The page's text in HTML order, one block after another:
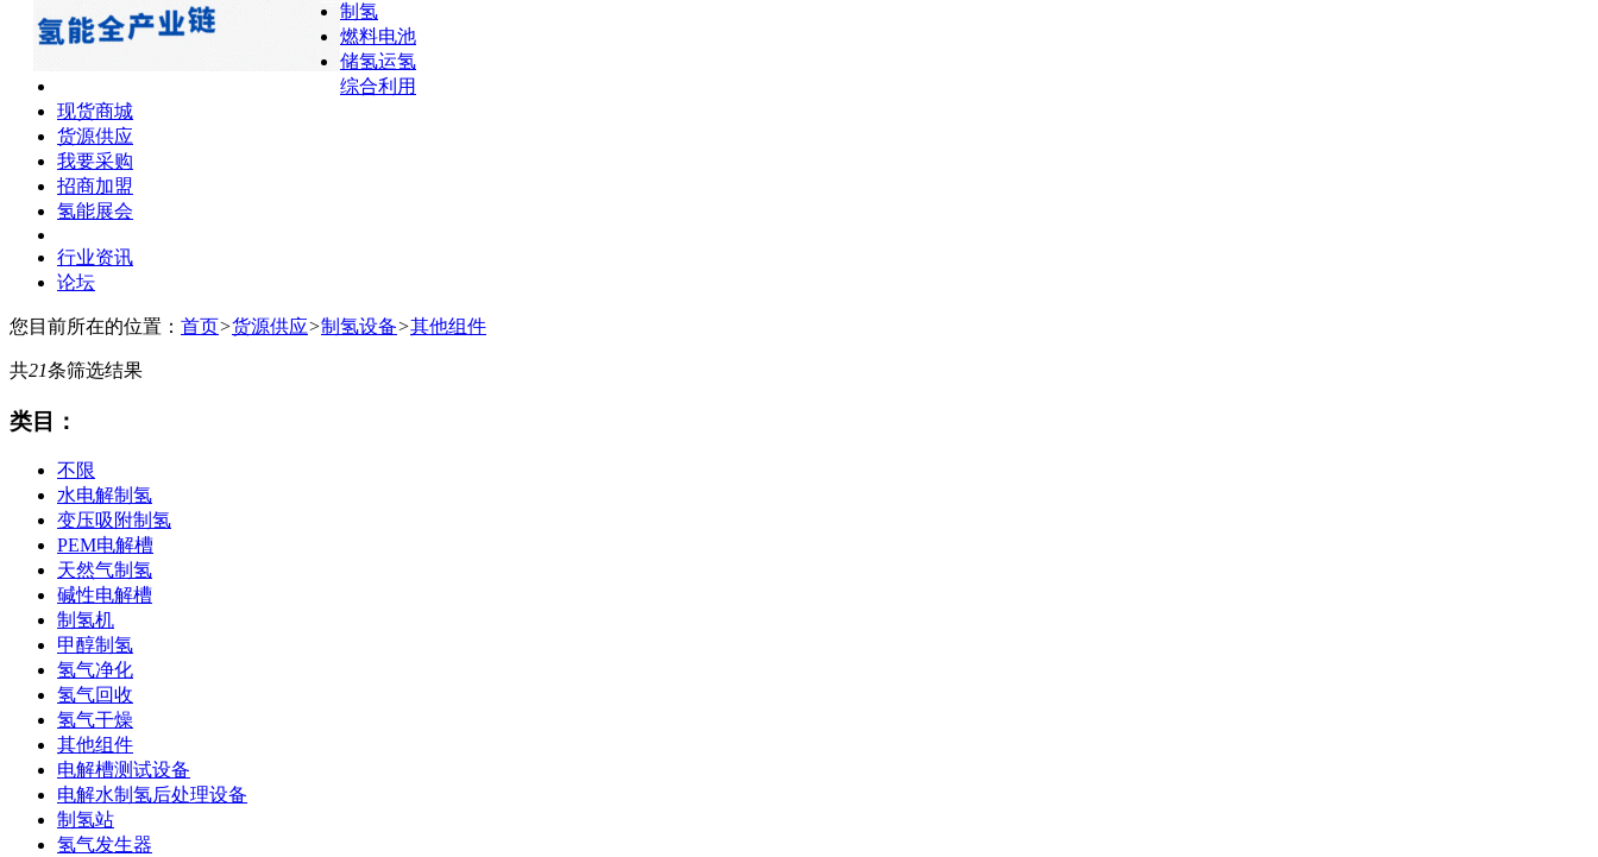
制氢
燃料电池
储氢运氢
综合利用
现货商城
货源供应
我要采购
招商加盟
氢能展会
行业资讯
论坛
您目前所在的位置： 首页>货源供应>制氢设备>其他组件
共21条筛选结果
类目：
不限
水电解制氢
变压吸附制氢
PEM电解槽
天然气制氢
碱性电解槽
制氢机
甲醇制氢
氢气净化
氢气回收
氢气干燥
其他组件
电解槽测试设备
电解水制氢后处理设备
制氢站
氢气发生器